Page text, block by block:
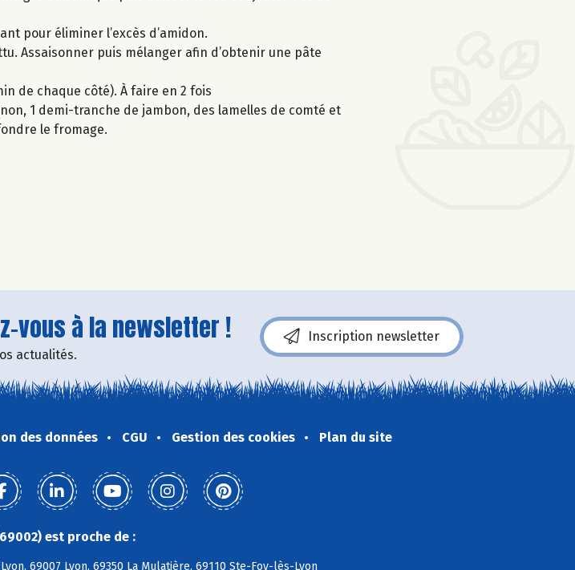
pour éliminer l’excès d’amidon.
Assaisonner puis mélanger afin d’obtenir une pâte
de chaque côté). À faire en 2 fois
1 demi-tranche de jambon, des lamelles de comté et
le fromage.
vous à la newsletter !
actualités.
Inscription newsletter
des données CGU Gestion des cookies Plan du site
est proche de :
69007 Lyon, 69350 La Mulatière, 69110 Ste-Foy-lès-Lyon